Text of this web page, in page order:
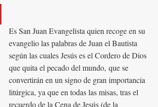
Es San Juan Evangelista quien recoge en su
evangelio las palabras de Juan el Bautista
según las cuales Jesús es el Cordero de Dios
que quita el pecado del mundo, que se
convertirán en un signo de gran importancia
litúrgica, ya que en todas las misas, tras el
recuerdo de la Cena de Jesús (de la